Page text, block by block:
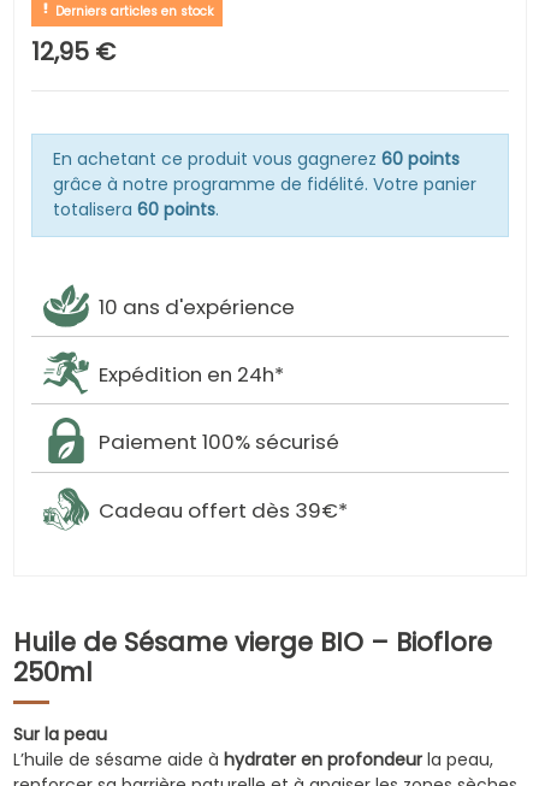
Derniers articles en stock
12,95 €
En achetant ce produit vous gagnerez 60 points
grâce à notre programme de fidélité. Votre panier
totalisera 60 points.
10 ans d'expérience
Expédition en 24h*
Paiement 100% sécurisé
Cadeau offert dès 39€*
Huile de Sésame vierge BIO – Bioflore
250ml
Sur la peau
L’huile de sésame aide à hydrater en profondeurla peau,